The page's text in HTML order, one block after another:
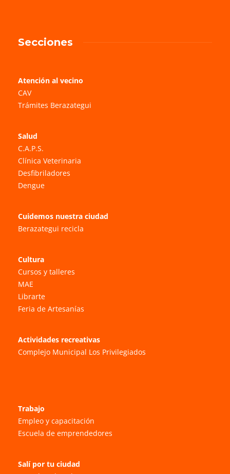
Secciones
Atención al vecino
CAV
Trámites Berazategui
Salud
C.A.P.S.
Clínica Veterinaria
Desfibriladores
Dengue
Cuidemos nuestra ciudad
Berazategui recicla
Cultura
Cursos y talleres
MAE
Librarte
Feria de Artesanías
Actividades recreativas
Complejo Municipal Los Privilegiados
Trabajo
Empleo y capacitación
Escuela de emprendedores
Salí por tu ciudad